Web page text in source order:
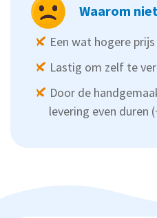
Waarom
Een wat hogere prijs
Lastig om zelf te
Door de
levering even duren